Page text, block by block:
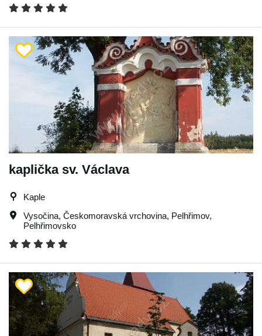
kaplička sv. Václava
Kaple
Vysočina, Českomoravská vrchovina, Pelhřimov,
Pelhřimovsko